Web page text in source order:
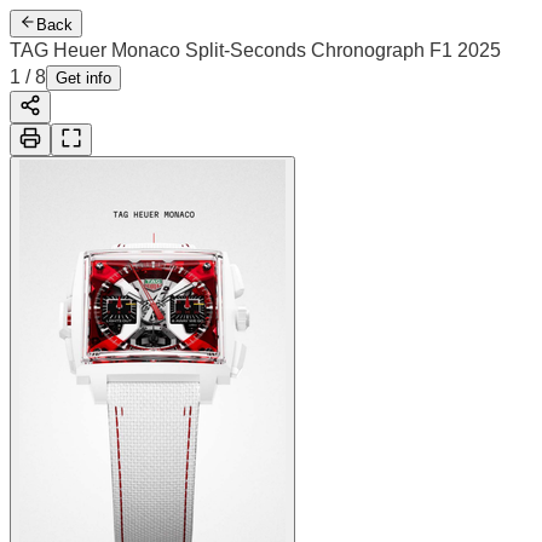
Back
TAG Heuer Monaco Split-Seconds Chronograph F1 2025
1 /8 Get info